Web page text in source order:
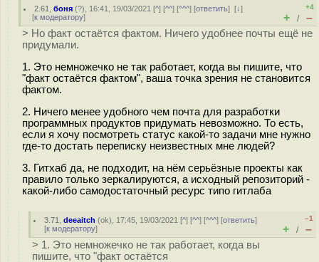
2.61 ,боня (?), 16:41, 19/03/2021 [^] [^^] [^^^] [ответить][↓]
[к модератору]
+4
+ / –
> Но факт остаётся фактом. Ничего удобнее почты ещё не
придумали.
1. Это немножечко не так работает, когда вы пишите, что
"факт остаётся фактом", ваша точка зрения не становится
фактом.
2. Ничего менее удобного чем почта для разработки
программных продуктов придумать невозможно. То есть,
если я хочу посмотреть статус какой-то задачи мне нужно
где-то достать переписку неизвестных мне людей?
3. Гитхаб да, не подходит, на нём серьёзные проекты как
правило только зеркалируются, а исходный репозиторий -
какой-либо самодостаточный ресурс типо гитлаба
3.71 ,deeaitch (ok), 17:45, 19/03/2021 [^] [^^] [^^^] [ответить]
[к модератору]
–1
+ / –
> 1. Это немножечко не так работает, когда вы
пишите, что "факт остаётся